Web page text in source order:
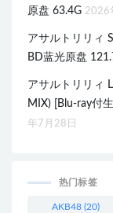
原盘 63.4G 2026
アサルトリリィ
BD蓝光原盘
アサルトリリィ
MIX) [Blu-ray付
年7月28日
热门标签
AKB48(20)